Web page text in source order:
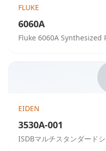
FLUKE
6060A
Fluke 6060A Synthesized
EIDEN
3530A-001
ISDBマルチスタンダード